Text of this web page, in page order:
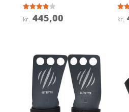
Vurderet
3.9
kr. 445,00
5
kr.